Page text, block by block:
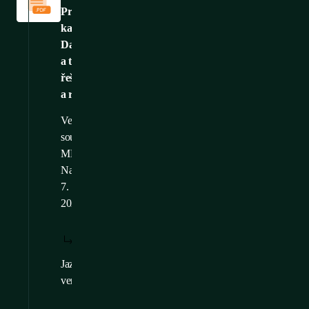
Produktový
katalog:
Datová
a telekomunikační
řešení
a rozvaděče
Velikost
souboru: 54,01
MB
Nahráno: 24.
7.
2026
Jazykové
verze: